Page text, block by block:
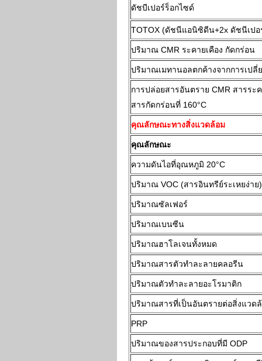
ดัชบีเปอร์ร็อกไซด์
TOTOX (ดัชนีแอนิซิดีน+2x ดัชนีเปอ
ปริมาณ CMR ระคายเคือง กัดกร่อน
ปริมาณเมทานอลตกค้างจากการเปลี่
การปล่อยสารอันตราย CMR สารระค
สารกัดกร่อนที่ 160°C
คุณลักษณะทางสิ่งแวดล้อม
คุณลักษณะ
ความดันไอที่อุณหภูมิ 20°C
ปริมาณ VOC (สารอินทรีย์ระเหยง่าย)
ปริมาณซัลเฟอร์
ปริมาณเบนซีน
ปริมาณฮาโลเจนทั้งหมด
ปริมาณสารตัวทำละลายคลอรีน
ปริมาณตัวทำละลายอะโรมาติก
ปริมาณสารที่เป็นอันตรายต่อสิ่งแวด
PRP
ปริมาณของสารประกอบที่มี ODP